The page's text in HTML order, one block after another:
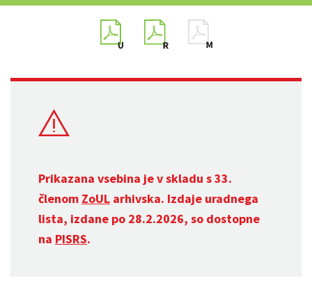
Prikazana vsebina je v skladu s 33.
členom ZoUL arhivska. Izdaje uradnega
lista, izdane po 28.2.2026, so dostopne
na PISRS.